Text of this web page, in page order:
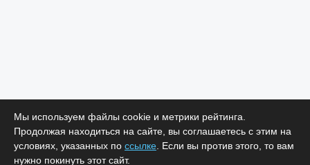
Мы используем файлы cookie и метрики рейтинга.
Продолжая находиться на сайте, вы соглашаетесь с этим на
условиях, указанных по ссылке . Если вы против этого, то вам
нужно покинуть этот сайт.